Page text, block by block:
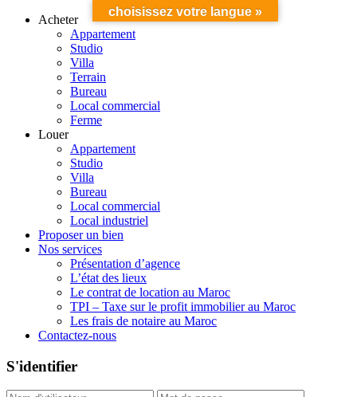
Acheter
Appartement
Studio
Villa
Terrain
Bureau
Local commercial
Ferme
Louer
Appartement
Studio
Villa
Bureau
Local commercial
Local industriel
Proposer un bien
Nos services
Présentation d’agence
L’état des lieux
Le contrat de location au Maroc
TPI – Taxe sur le profit immobilier au Maroc
Les frais de notaire au Maroc
Contactez-nous
S'identifier
choisissez votre langue »